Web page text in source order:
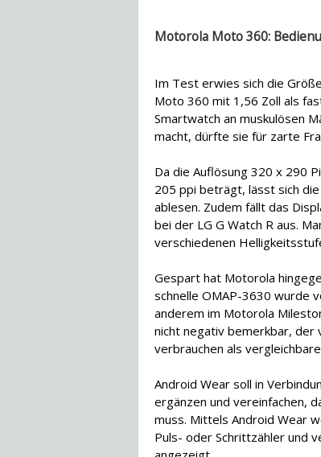
Motorola Moto 360:
Im Test erwies sich die
Moto 360 mit 1,56 Zoll als
Smartwatch an muskulösen
macht, dürfte sie für zarte
Da die Auflösung 320 x 290
205 ppi beträgt, lässt sich
ablesen. Zudem fällt das
bei der LG G Watch R aus.
verschiedenen
Gespart hat Motorola
schnelle OMAP-3630 wurde
anderem im Motorola
nicht negativ bemerkbar, der
verbrauchen als
Android Wear soll in
ergänzen und vereinfachen,
muss. Mittels Android Wear
Puls- oder Schrittzähler und